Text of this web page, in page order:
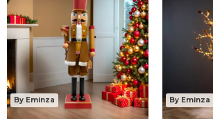
By Eminza By Eminza